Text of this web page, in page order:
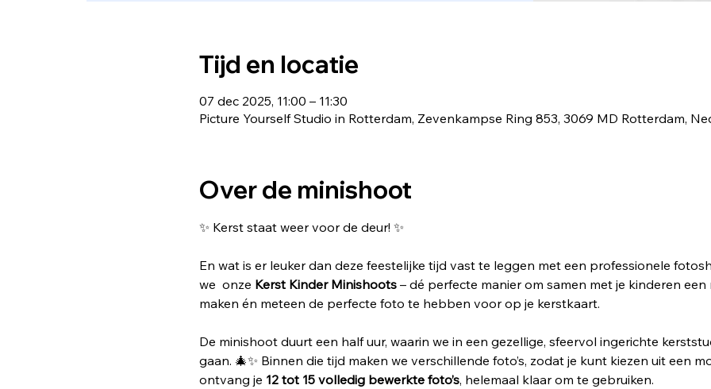
Tijd en locatie
07 dec 2025, 11:00 – 11:30
Picture Yourself Studio in Rotterdam, Zevenkampse Ring 853, 3069 MD Rotterdam,
Over de minishoot
✨ Kerst staat weer voor de deur! ✨
En wat is er leuker dan deze feestelijke tijd vast te leggen met een professionele
we  onze Kerst Kinder Minishoots – dé perfecte manier om samen met je kinderen
maken én meteen de perfecte foto te hebben voor op je kerstkaart.
De minishoot duurt een half uur, waarin we in een gezellige, sfeervol ingerichte
gaan. 🎄✨ Binnen die tijd maken we verschillende foto’s, zodat je kunt kiezen uit een
ontvang je 12 tot 15 volledig bewerkte foto’s, helemaal klaar om te gebruiken.